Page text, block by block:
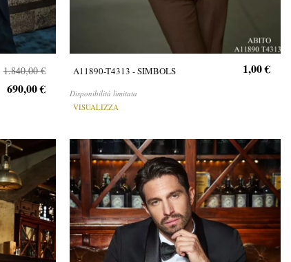
1.840,00 €
690,00 €
A11890-T4313 - SIMBOLS
Disponibilità limitata
VISUALIZZA
1,00 €